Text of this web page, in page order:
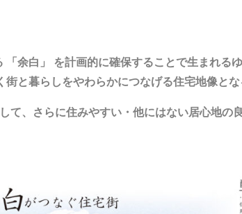
余白」 を計画的に確保することで生まれる
と暮らしをやわらかにつなげる住宅地像とな
て、さらに住みやすい・他にはない居心地の